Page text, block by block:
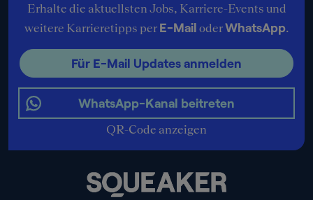
Erhalte die aktuellsten Jobs, Karriere-Events und
weitere Karrieretipps per E-Mail oderWhatsApp.
Für E-Mail Updates anmelden
WhatsApp-Kanal beitreten
QR-Code anzeigen